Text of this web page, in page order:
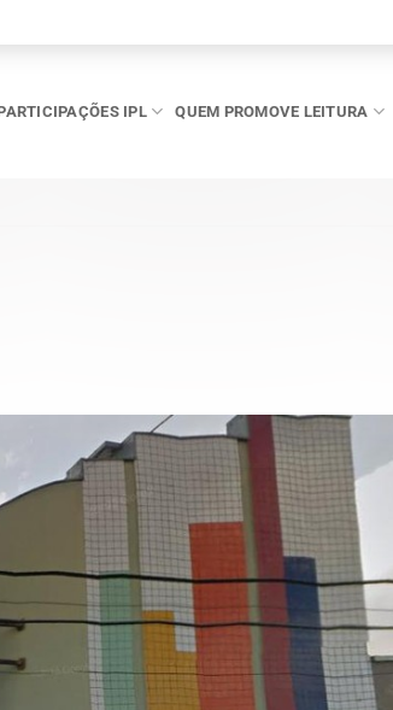
IPL QUEM PROMOVE LEITURA